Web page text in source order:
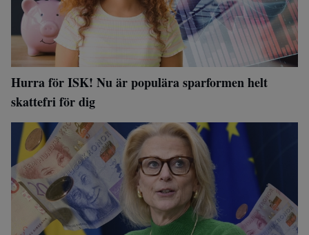
Hurra för ISK! Nu är populära sparformen helt
skattefri för dig